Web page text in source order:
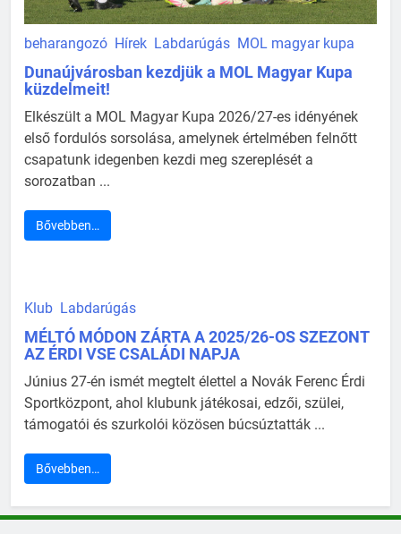
beharangozó Hírek Labdarúgás MOL magyar kupa
Dunaújvárosban kezdjük a MOL Magyar Kupa
küzdelmeit!
Elkészült a MOL Magyar Kupa 2026/27-es idényének
első fordulós sorsolása, amelynek értelmében felnőtt
csapatunk idegenben kezdi meg szereplését a
sorozatban ...
Bővebben…
Klub Labdarúgás
MÉLTÓ MÓDON ZÁRTA A 2025/26-OS SZEZONT
AZ ÉRDI VSE CSALÁDI NAPJA
Június 27-én ismét megtelt élettel a Novák Ferenc Érdi
Sportközpont, ahol klubunk játékosai, edzői, szülei,
támogatói és szurkolói közösen búcsúztatták ...
Bővebben…